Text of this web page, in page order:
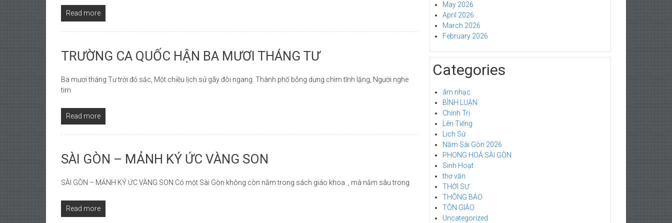
Read more
TRƯỜNG CA QUỐC HẬN BA MƯƠI THÁNG TƯ
Ba mươi tháng Tư trời đỏ sắc, Một chiều lịch sử gãy đôi ngang. Thành phố bỗng dưng chìm tĩnh lặng, Người nghe
tim
Read more
SÀI GÒN – MẢNH KÝ ỨC VÀNG SON
SÀI GÒN – MẢNH KÝ ỨC VÀNG SON Có một Sài Gòn không còn nằm trong sách giáo khoa , mà nằm sâu trong
Read more
May 2026
April 2026
March 2026
February 2026
Categories
âm nhạc
BÌNH LUẬN
Chính Trị
Lên Tiếng
Lich Sử
Năm Sài Gòn 2026
PHONG HOÁ SÀI GÒN
Sinh Hoạt
thơ văn
THỜI SỰ
THÔNG BÁO
TÔN GIÁO
Uncategorized